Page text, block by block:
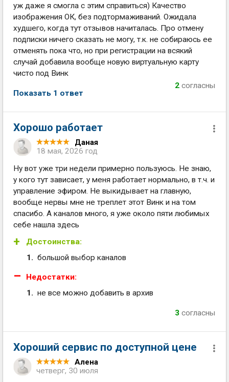
уж даже я смогла с этим справиться) Качество
изображения ОК, без подтормаживаний. Ожидала
худшего, когда тут отзывов начиталась. Про отмену
подписки ничего сказать не могу, т.к. не собираюсь ее
отменять пока что, но при регистрации на всякий
случай добавила вообще новую виртуальную карту
чисто под Винк
2 согласны
Показать 1 ответ
Хорошо работает
Даная
18 мая, 2026 год
Ну вот уже три недели примерно пользуюсь. Не знаю,
у кого тут зависает, у меня работает нормально, в т.ч. и
управление эфиром. Не выкидывает на главную,
вообще нервы мне не треплет этот Винк и на том
спасибо. А каналов много, я уже около пяти любимых
себе нашла здесь
Достоинства:
большой выбор каналов
Недостатки:
не все можно добавить в архив
3 согласны
Хороший сервис по доступной цене
Алена
четверг, 30 июля